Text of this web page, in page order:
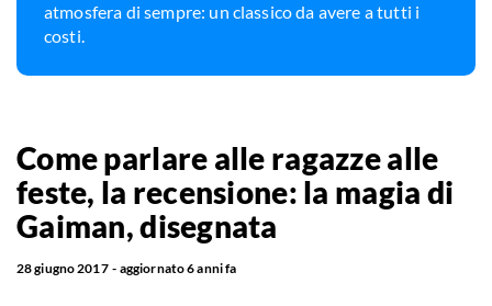
atmosfera di sempre: un classico da avere a tutti i
costi.
Come parlare alle ragazze alle
feste, la recensione: la magia di
Gaiman, disegnata
28 giugno 2017 aggiornato6 anni fa